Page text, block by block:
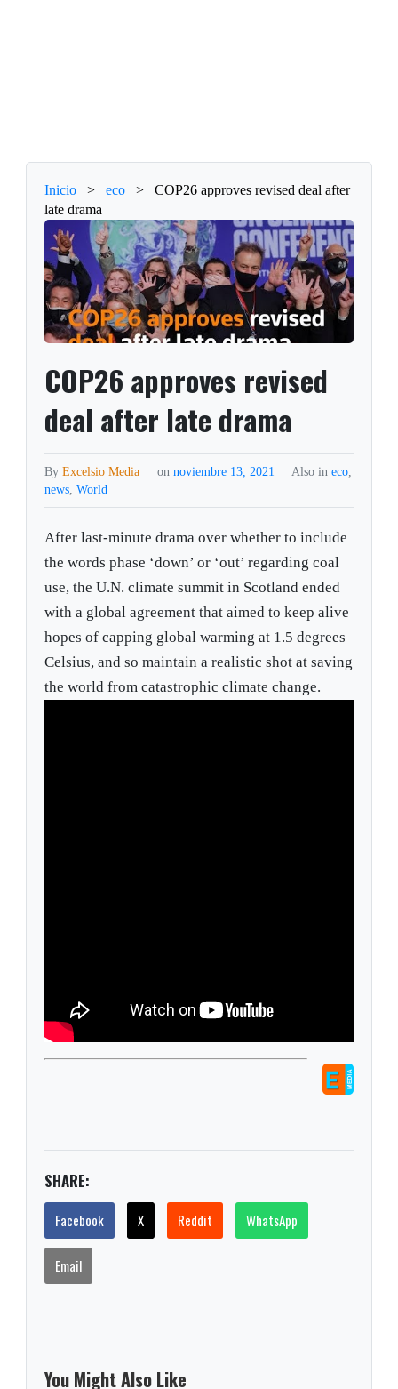
Inicio > eco >
COP26 approves revised deal after
late drama
COP26 approves revised
deal after late drama
ByExcelsio Media on noviembre 13, 2021 Also in eco,
news,World
After last-minute drama over whether to include
the words phase ‘down’ or ‘out’ regarding coal
use, the U.N. climate summit in Scotland ended
with a global agreement that aimed to keep alive
hopes of capping global warming at 1.5 degrees
Celsius, and so maintain a realistic shot at saving
the world from catastrophic climate change.
SHARE:
Facebook X Reddit WhatsApp
Email
You Might Also Like